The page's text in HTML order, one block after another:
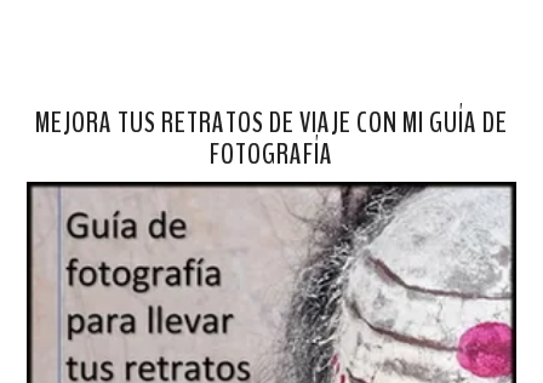
MEJORA TUS RETRATOS DE VIAJE CON MI GUÍA DE
FOTOGRAFÍA